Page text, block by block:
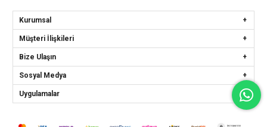
Kurumsal
Müşteri İlişkileri
Bize Ulaşın
Sosyal Medya
Uygulamalar